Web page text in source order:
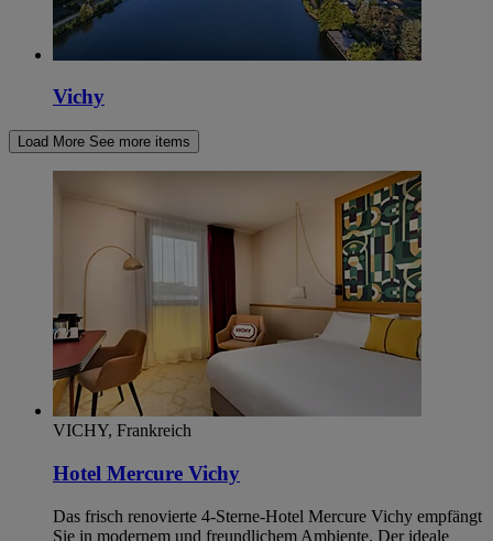
Vichy
Load More See more items
VICHY, Frankreich
Hotel Mercure Vichy
Das frisch renovierte 4-Sterne-Hotel Mercure Vichy empfängt
Sie in modernem und freundlichem Ambiente. Der ideale